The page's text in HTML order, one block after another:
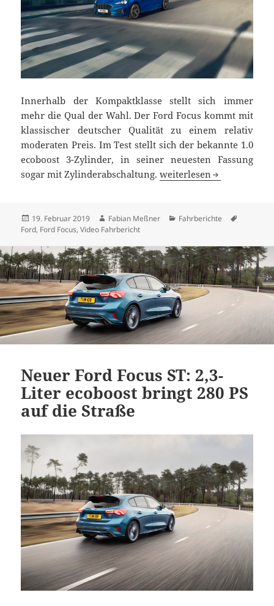
Innerhalb der Kompaktklasse stellt sich immer
mehr die Qual der Wahl. Der Ford Focus kommt mit
klassischer deutscher Qualität zu einem relativ
moderaten Preis. Im Test stellt sich der bekannte 1.0
ecoboost 3-Zylinder, in seiner neuesten Fassung
sogar mit Zylinderabschaltung.Ford Focus 1.0 EcoBoost
weiterlesen
Veröffentlicht
am
19. Februar 2019 Autor
Fabian Meßner Kategorien
Fahrberichte
Ford, Ford Focus,Video Fahrbericht
Neuer Ford Focus ST: 2,3-
Liter ecoboost bringt 280 PS
auf die Straße